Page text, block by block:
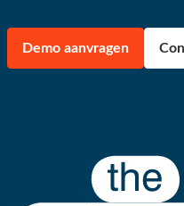
Demo aanvragen